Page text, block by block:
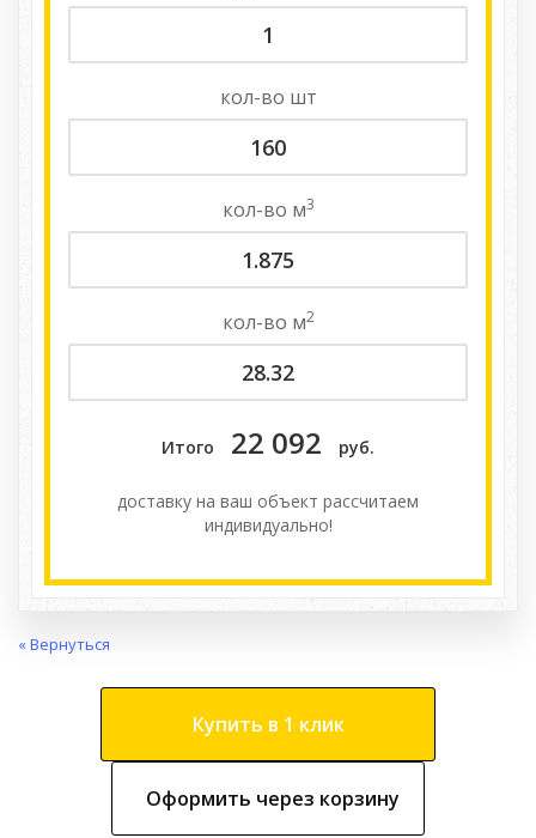
кол-во шт
кол-во м3
кол-во м2
Итого 22 092 руб.
доставку на ваш объект расcчитаем
индивидуально!
« Вернуться
Купить в 1 клик
Оформить через корзину